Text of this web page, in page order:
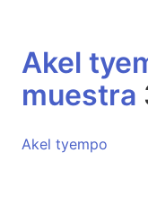
Akel
muestra
Akel tyempo